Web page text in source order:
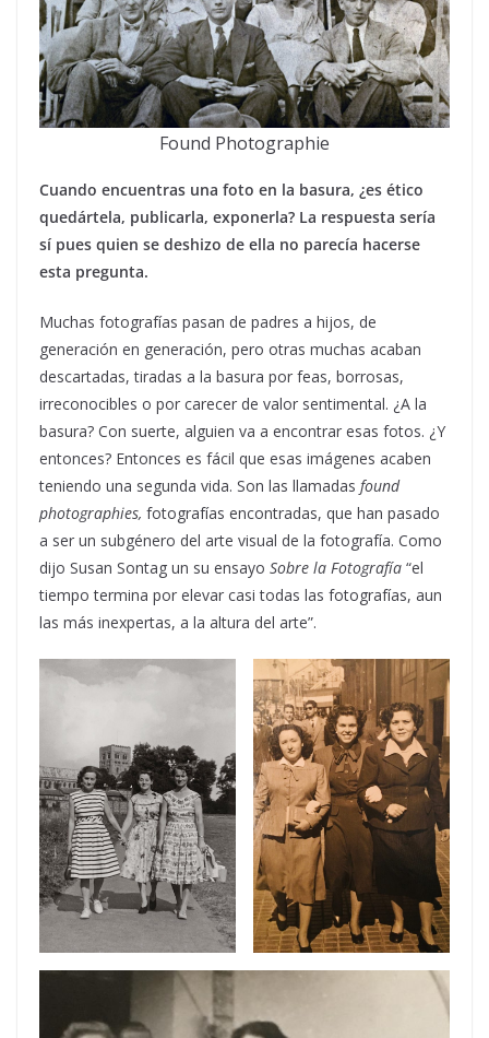
Found Photographie
Cuando encuentras una foto en la basura, ¿es ético
quedártela, publicarla, exponerla? La respuesta sería
sí pues quien se deshizo de ella no parecía hacerse
esta pregunta.
Muchas fotografías pasan de padres a hijos, de
generación en generación, pero otras muchas acaban
descartadas, tiradas a la basura por feas, borrosas,
irreconocibles o por carecer de valor sentimental. ¿A la
basura? Con suerte, alguien va a encontrar esas fotos. ¿Y
entonces? Entonces es fácil que esas imágenes acaben
teniendo una segunda vida. Son las llamadas found
photographies, fotografías encontradas, que han pasado
a ser un subgénero del arte visual de la fotografía. Como
dijo Susan Sontag un su ensayo Sobre la Fotografía “el
tiempo termina por elevar casi todas las fotografías, aun
las más inexpertas, a la altura del arte”.